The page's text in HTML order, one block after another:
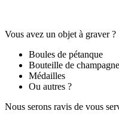
Vous avez un objet à graver ?
Boules de pétanque
Bouteille de champagne
Médailles
Ou autres ?
Nous serons ravis de vous